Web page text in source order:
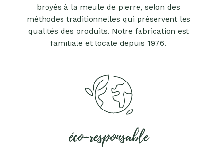
broyés à la meule de pierre, selon des
méthodes traditionnelles qui préservent les
qualités des produits. Notre fabrication est
familiale et locale depuis 1976.
éco-responsable